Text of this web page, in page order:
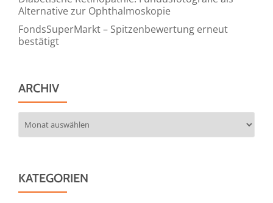
Alternative zur Ophthalmoskopie
FondsSuperMarkt – Spitzenbewertung erneut
bestätigt
ARCHIV
KATEGORIEN